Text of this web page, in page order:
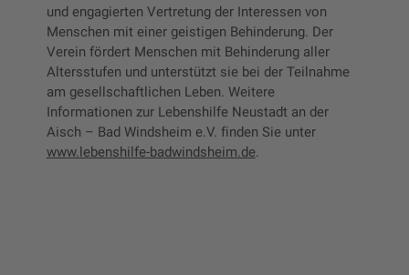
und engagierten Vertretung der Interessen von
Menschen mit einer geistigen Behinderung. Der
Verein fördert Menschen mit Behinderung aller
Altersstufen und unterstützt sie bei der Teilnahme
am gesellschaftlichen Leben. Weitere
Informationen zur Lebenshilfe Neustadt an der
Aisch – Bad Windsheim e.V. finden Sie unter
www.lebenshilfe-badwindsheim.de.